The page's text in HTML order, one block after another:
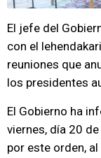
El jefe del
con el
reuniones que
los presidentes
El Gobierno ha
viernes, día 20
por este orden,